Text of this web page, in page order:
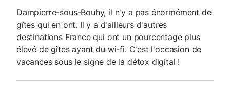
Dampierre-sous-Bouhy, il n'y a pas énormément de
gîtes qui en ont. Il y a d'ailleurs d'autres
destinations France qui ont un pourcentage plus
élevé de gîtes ayant du wi-fi. C'est l'occasion de
vacances sous le signe de la détox digital !